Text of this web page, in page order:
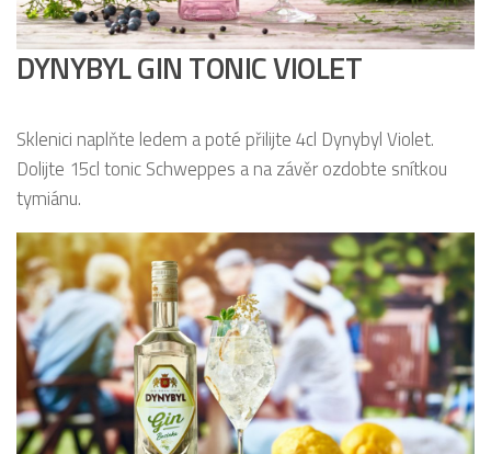
DYNYBYL GIN TONIC VIOLET
Sklenici naplňte ledem a poté přilijte 4cl Dynybyl Violet.
Dolijte 15cl tonic Schweppes a na závěr ozdobte snítkou
tymiánu.